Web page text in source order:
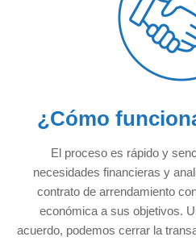
¿Cómo
El proceso es rápido y
necesidades financieras y
contrato de arrendamiento
económica a sus objetivos.
acuerdo, podemos cerrar la